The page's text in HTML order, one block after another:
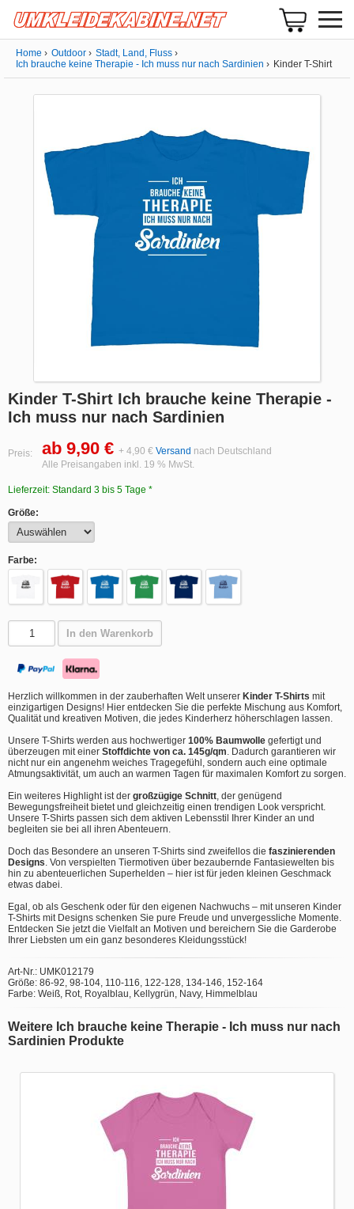
Home Outdoor
Stadt, Land, Fluss
Ich brauche keine Therapie - Ich muss nur nach Sardinien
Kinder T-Shirt
Kinder T-Shirt Ich brauche keine Therapie -
Ich muss nur nach Sardinien
Preis: ab 9,90 € + 4,90 € Versand nach Deutschland
Alle Preisangaben inkl. 19 % MwSt.
Lieferzeit: Standard 3 bis 5 Tage *
Größe:
Farbe:
In den Warenkorb
Herzlich willkommen in der zauberhaften Welt unserer Kinder T-Shirts mit
einzigartigen Designs! Hier entdecken Sie die perfekte Mischung aus Komfort,
Qualität und kreativen Motiven, die jedes Kinderherz höherschlagen lassen.
Unsere T-Shirts werden aus hochwertiger 100% Baumwolle gefertigt und
überzeugen mit einer Stoffdichte von ca. 145g/qm . Dadurch garantieren wir
nicht nur ein angenehm weiches Tragegefühl, sondern auch eine optimale
Atmungsaktivität, um auch an warmen Tagen für maximalen Komfort zu sorgen.
Ein weiteres Highlight ist der großzügige Schnitt , der genügend
Bewegungsfreiheit bietet und gleichzeitig einen trendigen Look verspricht.
Unsere T-Shirts passen sich dem aktiven Lebensstil Ihrer Kinder an und
begleiten sie bei all ihren Abenteuern.
Doch das Besondere an unseren T-Shirts sind zweifellos die faszinierenden
Designs . Von verspielten Tiermotiven über bezaubernde Fantasiewelten bis
hin zu abenteuerlichen Superhelden – hier ist für jeden kleinen Geschmack
etwas dabei.
Egal, ob als Geschenk oder für den eigenen Nachwuchs – mit unseren Kinder
T-Shirts mit Designs schenken Sie pure Freude und unvergessliche Momente.
Entdecken Sie jetzt die Vielfalt an Motiven und bereichern Sie die Garderobe
Ihrer Liebsten um ein ganz besonderes Kleidungsstück!
Art-Nr.: UMK012179
Größe: 86-92, 98-104, 110-116, 122-128, 134-146, 152-164
Farbe: Weiß, Rot, Royalblau, Kellygrün, Navy, Himmelblau
Weitere Ich brauche keine Therapie - Ich muss nur nach
Sardinien Produkte